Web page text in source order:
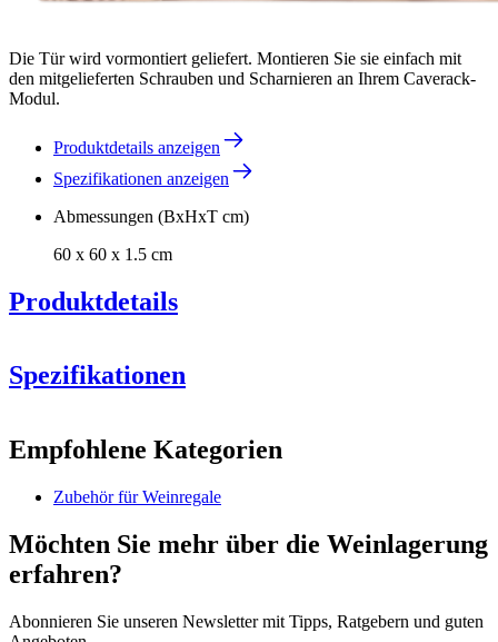
Die Tür wird vormontiert geliefert. Montieren Sie sie einfach mit
den mitgelieferten Schrauben und Scharnieren an Ihrem Caverack-
Modul.
Produktdetails anzeigen
Spezifikationen anzeigen
Abmessungen (BxHxT cm)
60 x 60 x 1.5 cm
Produktdetails
in unserem online Weinkeller-Einrichtungstool (öffnet ein neues
Fenster und setzt voraus, dass Flash installiert ist)
Spezifikationen
ProduktnummerS305
Allgemein
HerstellerCaverack
OberflächeVerkohltes Kiefernholz
Modulartrue
Abmessungen (BxHxT cm)
Empfohlene Kategorien
Zubehör für Weinregale
Möchten Sie mehr über die Weinlagerung
erfahren?
Abonnieren Sie unseren Newsletter mit Tipps, Ratgebern und guten